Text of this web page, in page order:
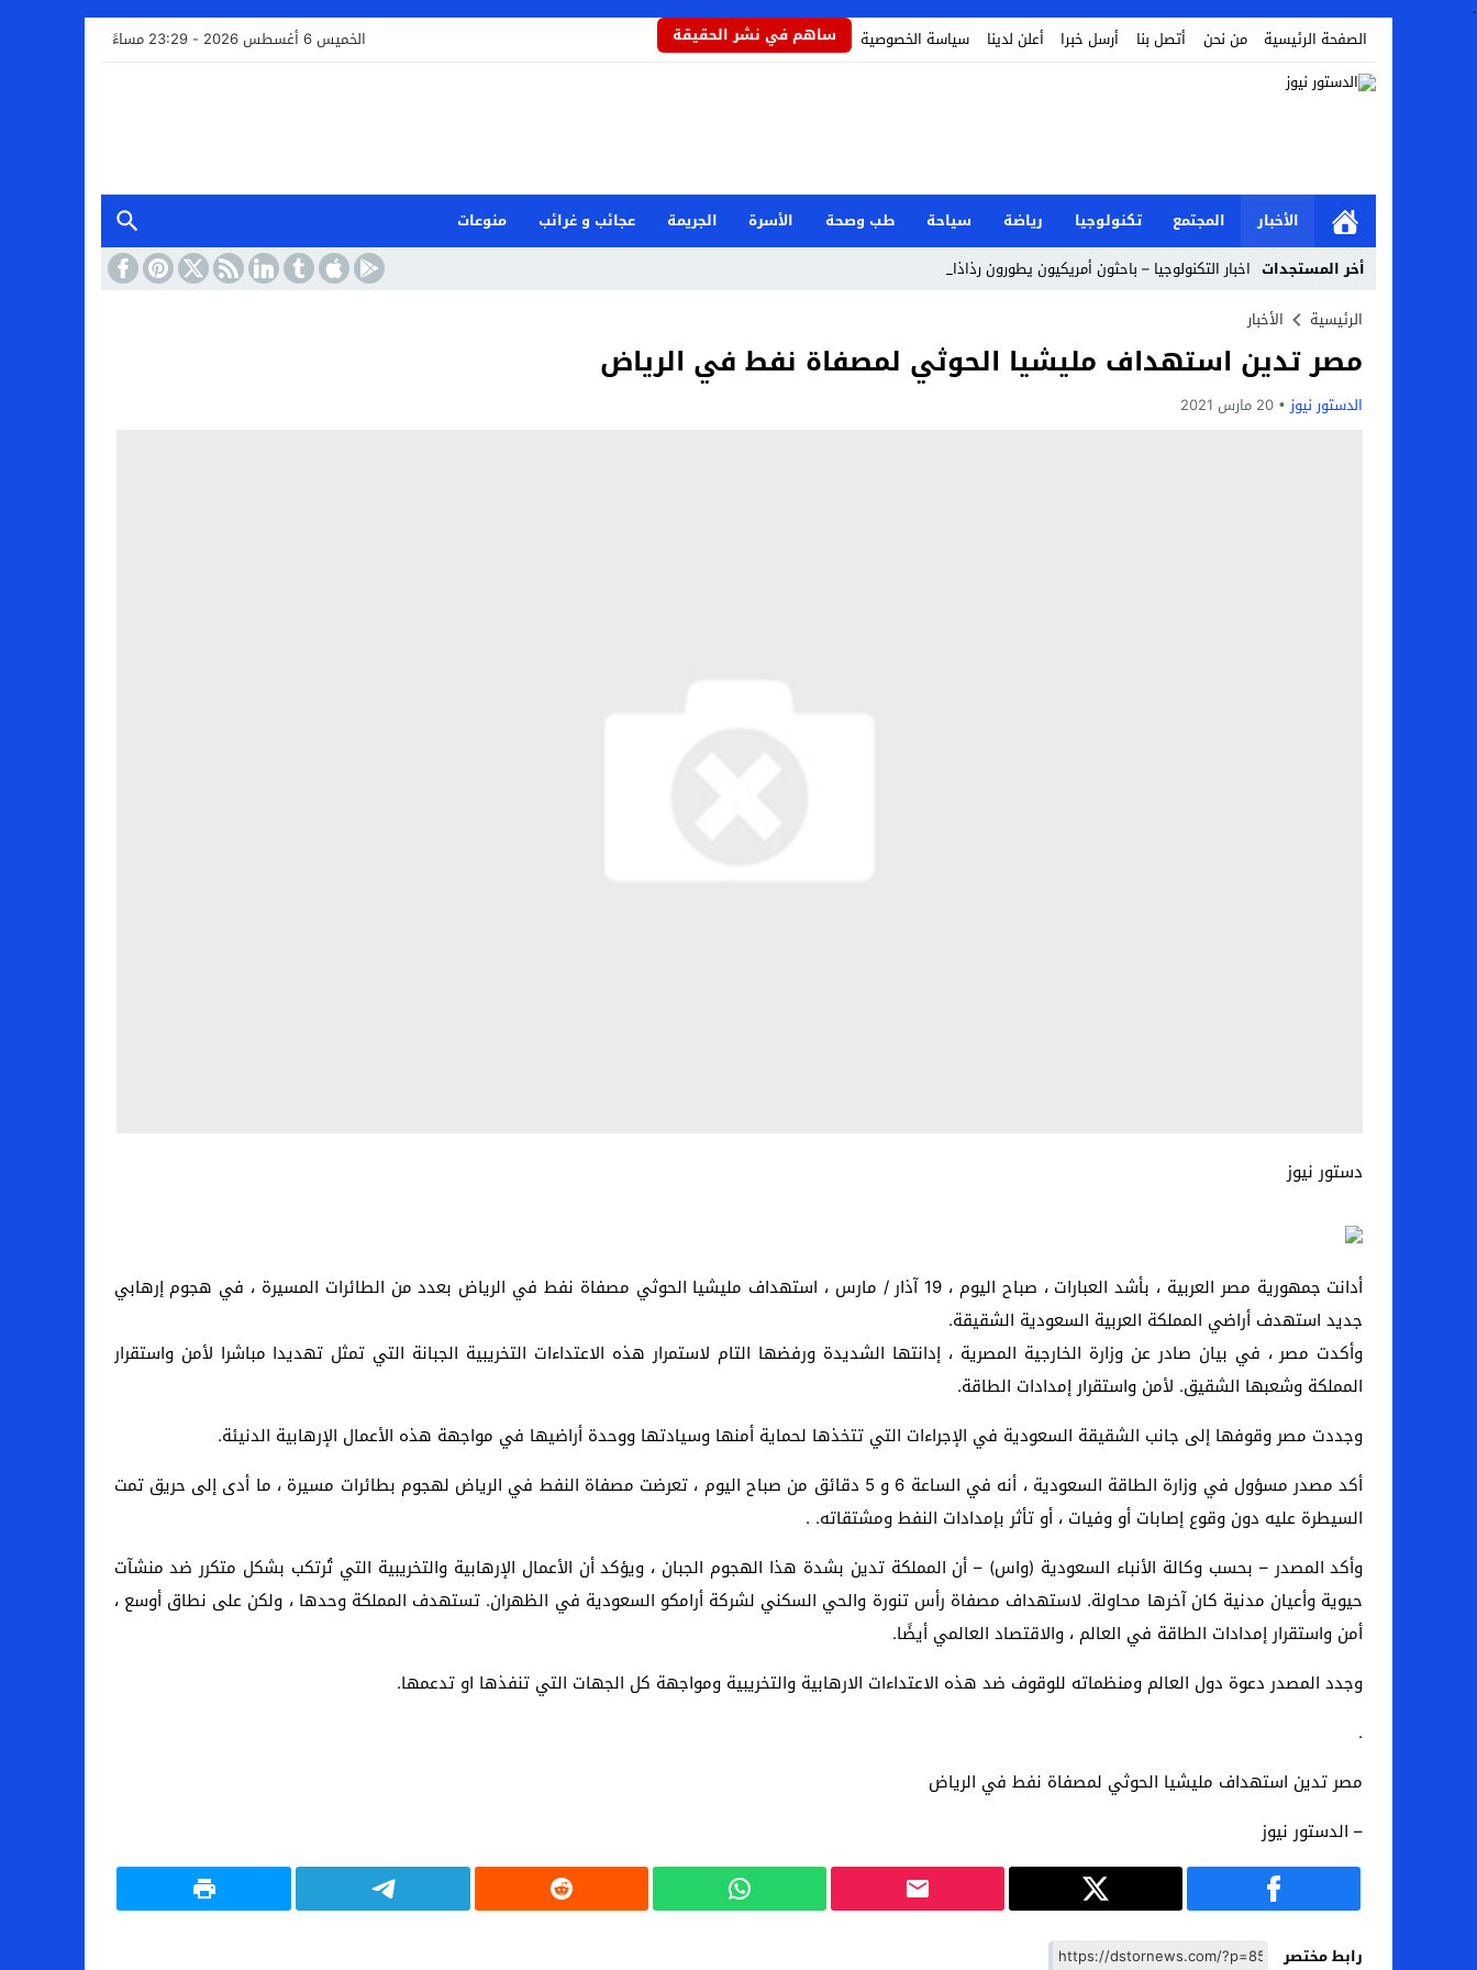
.
الصفحة الرئيسية
من نحن أتصل بنا أرسل خبرا أعلن لدينا سياسة الخصوصية ساهم في نشر الحقيقة الخميس 6 أغسطس 2026 - 23:29 مساءً
الأخبار المجتمع تكنولوجيا رياضة سياحة طب وصحة الأسرة الجريمة عجائب و غرائب
منوعات
أخر المستجدات اخبار التكنولوجيا – باحثون أمريكيون يطورون رذاذاً يحمي_
Stop
Previous
Next
الرئيسية الأخبار
مصر تدين استهداف مليشيا الحوثي لمصفاة نفط في الرياض
الدستور نيوز 20 مارس 2021
دستور نيوز
أدانت جمهورية مصر العربية ، بأشد العبارات ، صباح اليوم ، 19 آذار / مارس ، استهداف مليشيا الحوثي مصفاة نفط في الرياض بعدد من الطائرات المسيرة ، في هجوم إرهابي
جديد استهدف أراضي المملكة العربية السعودية الشقيقة.
وأكدت مصر ، في بيان صادر عن وزارة الخارجية المصرية ، إدانتها الشديدة ورفضها التام لاستمرار هذه الاعتداءات التخريبية الجبانة التي تمثل تهديدا مباشرا لأمن واستقرار
المملكة وشعبها الشقيق. لأمن واستقرار إمدادات الطاقة.
وجددت مصر وقوفها إلى جانب الشقيقة السعودية في الإجراءات التي تتخذها لحماية أمنها وسيادتها ووحدة أراضيها في مواجهة هذه الأعمال الإرهابية الدنيئة.
أكد مصدر مسؤول في وزارة الطاقة السعودية ، أنه في الساعة 6 و 5 دقائق من صباح اليوم ، تعرضت مصفاة النفط في الرياض لهجوم بطائرات مسيرة ، ما أدى إلى حريق تمت
السيطرة عليه دون وقوع إصابات أو وفيات ، أو تأثر بإمدادات النفط ومشتقاته. .
وأكد المصدر – بحسب وكالة الأنباء السعودية (واس) – أن المملكة تدين بشدة هذا الهجوم الجبان ، ويؤكد أن الأعمال الإرهابية والتخريبية التي تُرتكب بشكل متكرر ضد منشآت
حيوية وأعيان مدنية كان آخرها محاولة. لاستهداف مصفاة رأس تنورة والحي السكني لشركة أرامكو السعودية في الظهران. تستهدف المملكة وحدها ، ولكن على نطاق أوسع ،
أمن واستقرار إمدادات الطاقة في العالم ، والاقتصاد العالمي أيضًا.
وجدد المصدر دعوة دول العالم ومنظماته للوقوف ضد هذه الاعتداءات الارهابية والتخريبية ومواجهة كل الجهات التي تنفذها او تدعمها.
.
مصر تدين استهداف مليشيا الحوثي لمصفاة نفط في الرياض
– الدستور نيوز
رابط مختصر